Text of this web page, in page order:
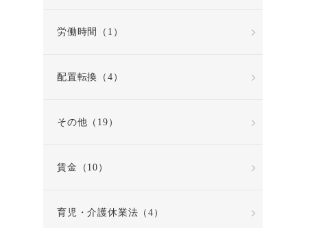
労働時間（1）
配置転換（4）
その他（19）
賃金（10）
育児・介護休業法（4）